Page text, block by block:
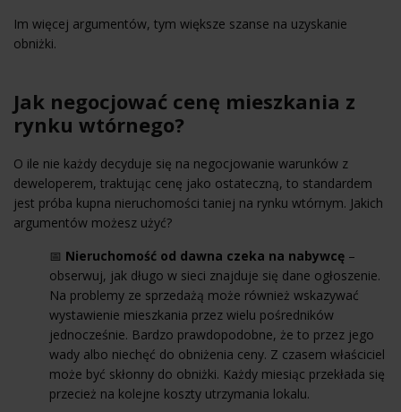
Im więcej argumentów, tym większe szanse na uzyskanie
obniżki.
Jak negocjować cenę mieszkania z
rynku wtórnego?
O ile nie każdy decyduje się na negocjowanie warunków z
deweloperem, traktując cenę jako ostateczną, to standardem
jest próba kupna nieruchomości taniej na rynku wtórnym. Jakich
argumentów możesz użyć?
📅 Nieruchomość od dawna czeka na nabywcę –
obserwuj, jak długo w sieci znajduje się dane ogłoszenie.
Na problemy ze sprzedażą może również wskazywać
wystawienie mieszkania przez wielu pośredników
jednocześnie. Bardzo prawdopodobne, że to przez jego
wady albo niechęć do obniżenia ceny. Z czasem właściciel
może być skłonny do obniżki. Każdy miesiąc przekłada się
przecież na kolejne koszty utrzymania lokalu.